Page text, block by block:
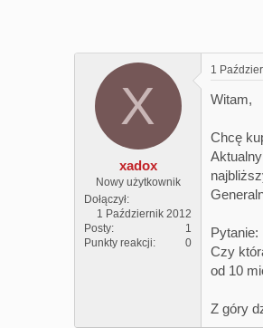
X
xadox
Nowy użytkownik
Dołączył
1 Październik 2012
Posty
1
Punkty reakcji
0
1
Witam,
Chcę
Pytanie:
Czy
od 10
Z góry